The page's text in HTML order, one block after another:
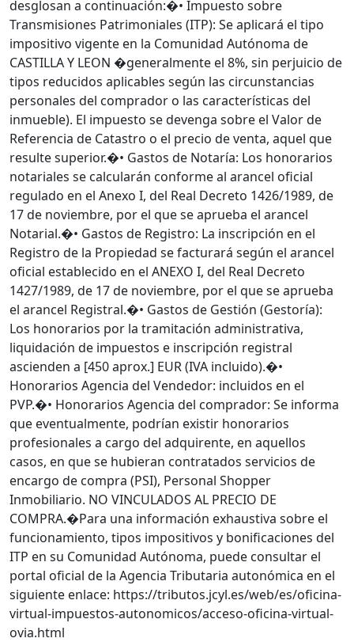
desglosan a continuación:�• Impuesto sobre
Transmisiones Patrimoniales (ITP): Se aplicará el tipo
impositivo vigente en la Comunidad Autónoma de
CASTILLA Y LEON �generalmente el 8%, sin perjuicio de
tipos reducidos aplicables según las circunstancias
personales del comprador o las características del
inmueble). El impuesto se devenga sobre el Valor de
Referencia de Catastro o el precio de venta, aquel que
resulte superior.�• Gastos de Notaría: Los honorarios
notariales se calcularán conforme al arancel oficial
regulado en el Anexo I, del Real Decreto 1426/1989, de
17 de noviembre, por el que se aprueba el arancel
Notarial.�• Gastos de Registro: La inscripción en el
Registro de la Propiedad se facturará según el arancel
oficial establecido en el ANEXO I, del Real Decreto
1427/1989, de 17 de noviembre, por el que se aprueba
el arancel Registral.�• Gastos de Gestión (Gestoría):
Los honorarios por la tramitación administrativa,
liquidación de impuestos e inscripción registral
ascienden a [450 aprox.] EUR (IVA incluido).�•
Honorarios Agencia del Vendedor: incluidos en el
PVP.�• Honorarios Agencia del comprador: Se informa
que eventualmente, podrían existir honorarios
profesionales a cargo del adquirente, en aquellos
casos, en que se hubieran contratados servicios de
encargo de compra (PSI), Personal Shopper
Inmobiliario. NO VINCULADOS AL PRECIO DE
COMPRA.�Para una información exhaustiva sobre el
funcionamiento, tipos impositivos y bonificaciones del
ITP en su Comunidad Autónoma, puede consultar el
portal oficial de la Agencia Tributaria autonómica en el
siguiente enlace: https://tributos.jcyl.es/web/es/oficina-
virtual-impuestos-autonomicos/acceso-oficina-virtual-
ovia.html